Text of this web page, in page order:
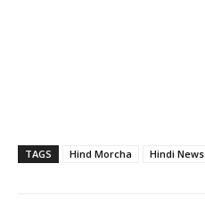
TAGS Hind Morcha Hindi News